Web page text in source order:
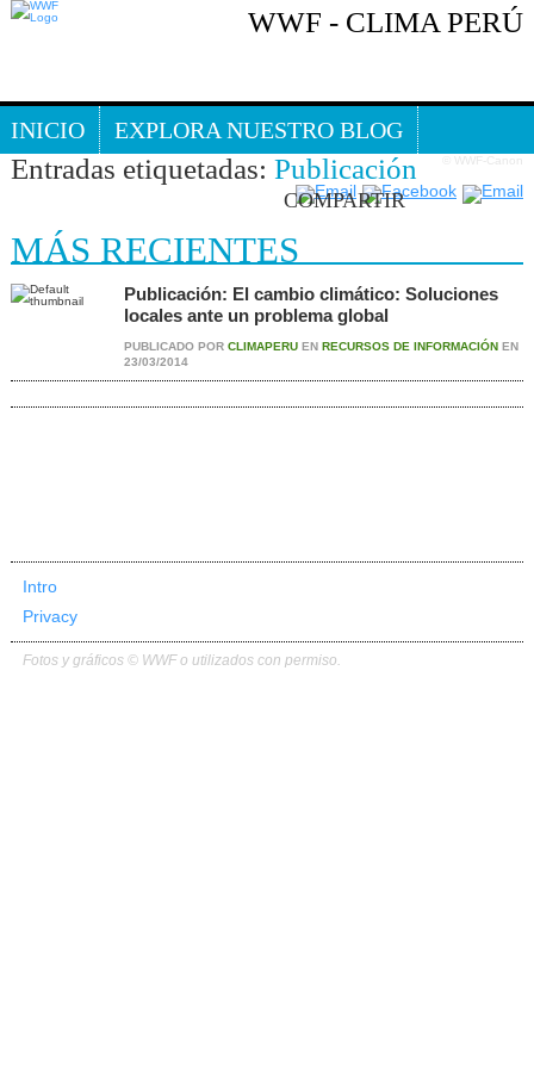
WWF - CLIMA PERÚ
© WWF-Canon
INICIO
EXPLORA NUESTRO BLOG
BLOG DEL CLIMA
Busca en nuestro
blog
Entradas etiquetadas: Publicación
COMPARTIR
MÁS RECIENTES
Publicación: El cambio climático: Soluciones
locales ante un problema global
PUBLICADO POR CLIMAPERUEN RECURSOS DE INFORMACIÓNEN
23/03/2014
Intro
Privacy
Fotos y gráficos © WWF o utilizados con permiso.